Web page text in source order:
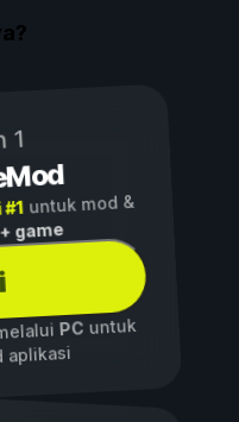
1
untuk mod &
game
PCuntuk
aplikasi